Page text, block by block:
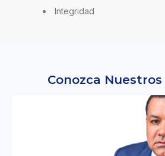
Integridad
Conozca Nuestros